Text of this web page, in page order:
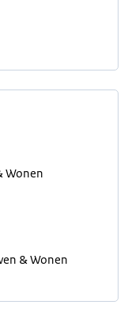
Wonen
& Wonen